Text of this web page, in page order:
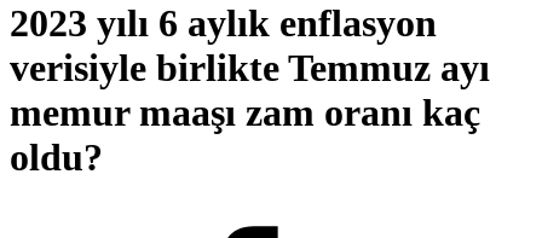
2023 yılı 6 aylık enflasyon
verisiyle birlikte Temmuz ayı
memur maaşı zam oranı kaç
oldu?